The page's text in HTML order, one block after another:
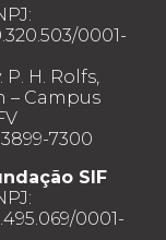
0001-
P. H. Rolfs,
– Campus
3899-7300
SIF
0001-